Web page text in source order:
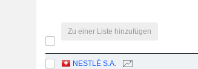
Zu einer Liste hinzufügen
NESTLÉ S.A.